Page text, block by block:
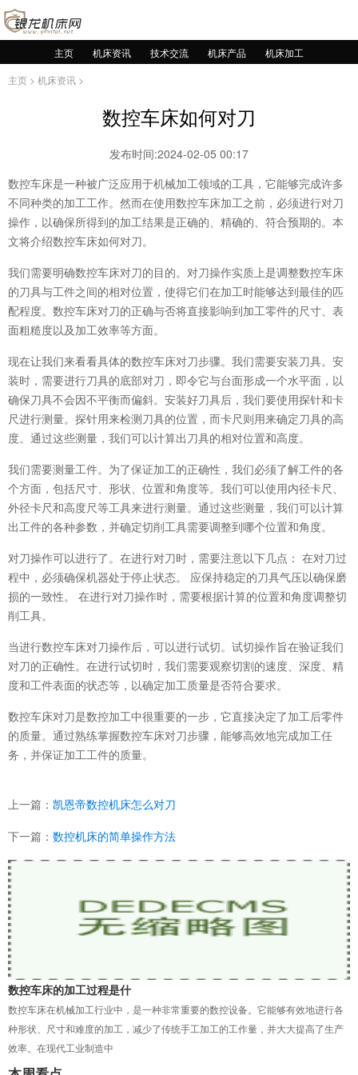
主页 机床资讯 技术交流 机床产品
机床加工
主页 > 机床资讯 >
数控车床如何对刀
发布时间:2024-02-05 00:17
数控车床是一种被广泛应用于机械加工领域的工具，它能够完成许多
不同种类的加工工作。然而在使用数控车床加工之前，必须进行对刀
操作，以确保所得到的加工结果是正确的、精确的、符合预期的。本
文将介绍数控车床如何对刀。
我们需要明确数控车床对刀的目的。对刀操作实质上是调整数控车床
的刀具与工件之间的相对位置，使得它们在加工时能够达到最佳的匹
配程度。数控车床对刀的正确与否将直接影响到加工零件的尺寸、表
面粗糙度以及加工效率等方面。
现在让我们来看看具体的数控车床对刀步骤。我们需要安装刀具。安
装时，需要进行刀具的底部对刀，即令它与台面形成一个水平面，以
确保刀具不会因不平衡而偏斜。安装好刀具后，我们要使用探针和卡
尺进行测量。探针用来检测刀具的位置，而卡尺则用来确定刀具的高
度。通过这些测量，我们可以计算出刀具的相对位置和高度。
我们需要测量工件。为了保证加工的正确性，我们必须了解工件的各
个方面，包括尺寸、形状、位置和角度等。我们可以使用内径卡尺、
外径卡尺和高度尺等工具来进行测量。通过这些测量，我们可以计算
出工件的各种参数，并确定切削工具需要调整到哪个位置和角度。
对刀操作可以进行了。在进行对刀时，需要注意以下几点： 在对刀过
程中，必须确保机器处于停止状态。 应保持稳定的刀具气压以确保磨
损的一致性。 在进行对刀操作时，需要根据计算的位置和角度调整切
削工具。
当进行数控车床对刀操作后，可以进行试切。试切操作旨在验证我们
对刀的正确性。在进行试切时，我们需要观察切割的速度、深度、精
度和工件表面的状态等，以确定加工质量是否符合要求。
数控车床对刀是数控加工中很重要的一步，它直接决定了加工后零件
的质量。通过熟练掌握数控车床对刀步骤，能够高效地完成加工任
务，并保证加工工件的质量。
上一篇： 凯恩帝数控机床怎么对刀
下一篇： 数控机床的简单操作方法
数控车床的加工过程是什
数控车床在机械加工行业中，是一种非常重要的数控设备。它能够有效地进行各
种形状、尺寸和难度的加工，减少了传统手工加工的工作量，并大大提高了生产
效率。在现代工业制造中